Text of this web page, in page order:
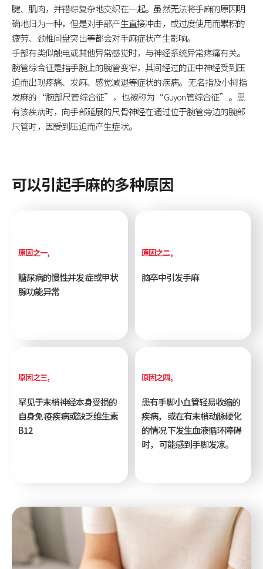
腱、肌肉，并错综复杂地交织在一起。虽然无法将手麻的原因明
确地归为一种，但是对手部产生直接冲击，或过度使用而累积的
疲劳、颈椎间盘突出等都会对手麻症状产生影响。
手部有类似触电或其他异常感觉时，与神经系统异常疼痛有关。
腕管综合征是指手腕上的腕管变窄，其间经过的正中神经受到压
迫而出现疼痛、发麻、感觉减退等症状的疾病。 无名指及小拇指
发麻的“腕部尺管综合征”，也被称为“Guyon管综合征”。患
有该疾病时，向手部延展的尺骨神经在通过位于腕管旁边的腕部
尺管时，因受到压迫而产生症状。
可以引起手麻的多种原因
原因之一,
糖尿病的慢性并发症或甲状
腺功能异常
原因之二,
脑卒中引发手麻
原因之三,
罕见于末梢神经本身受损的
自身免疫疾病或缺乏维生素
B12
原因之四,
患有手脚小血管轻易收缩的
疾病， 或在有末梢动脉硬化
的情况下发生血液循环障碍
时， 可能感到手脚发凉。